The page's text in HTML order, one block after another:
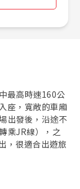
最高時速160公
座，寬敞的車廂
出發後，沿途不
乘JR線），之
，很適合出遊旅